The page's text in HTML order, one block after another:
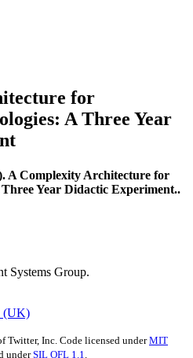
for
A Three Year
A Complexity Architecture for
Year Didactic Experiment..
Systems Group.
(UK)
Twitter, Inc. Code licensed underMIT
underSIL OFL 1.1